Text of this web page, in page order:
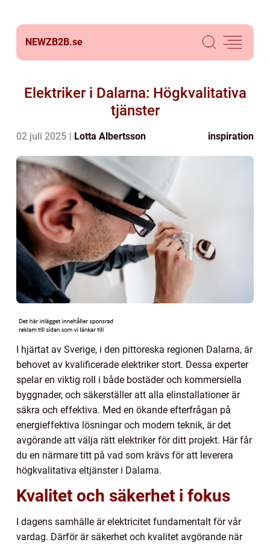
NEWZB2B.se
Elektriker i Dalarna: Högkvalitativa
tjänster
02 juli 2025 Lotta Albertsson inspiration
I hjärtat av Sverige, i den pittoreska regionen Dalarna, är
behovet av kvalificerade elektriker stort. Dessa experter
spelar en viktig roll i både bostäder och kommersiella
byggnader, och säkerställer att alla elinstallationer är
säkra och effektiva. Med en ökande efterfrågan på
energieffektiva lösningar och modern teknik, är det
avgörande att välja rätt elektriker för ditt projekt. Här får
du en närmare titt på vad som krävs för att leverera
högkvalitativa eltjänster i Dalarna.
Kvalitet och säkerhet i fokus
I dagens samhälle är elektricitet fundamentalt för vår
vardag. Därför är säkerhet och kvalitet avgörande när